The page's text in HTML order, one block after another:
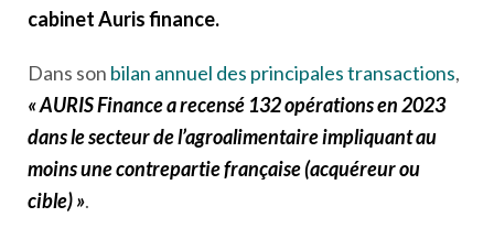
cabinet Auris finance.
Dans son bilan annuel des principales transactions,
« AURIS Finance a recensé 132 opérations en 2023
dans le secteur de l’agroalimentaire impliquant au
moins une contrepartie française (acquéreur ou
cible) ».